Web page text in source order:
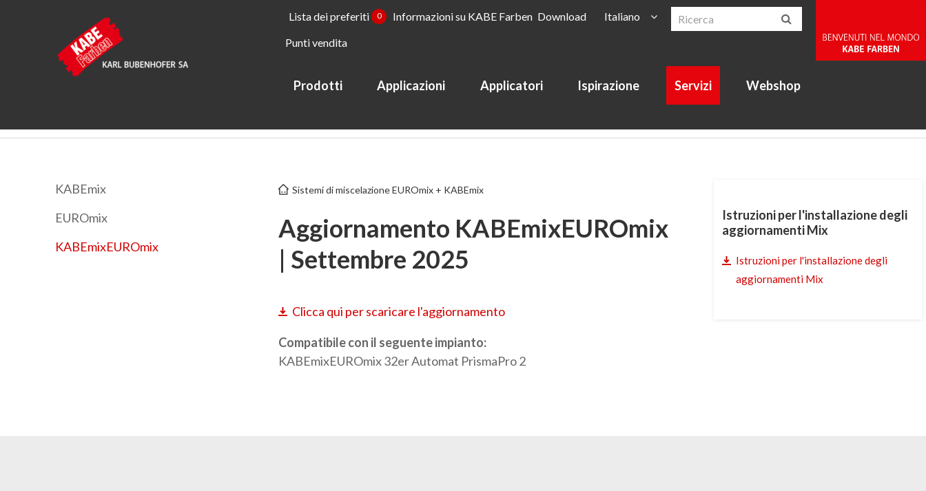
Lista dei preferiti 0 Informazioni su KABE Farben Download
Punti vendita
Italiano
Prodotti Applicazioni Applicatori Ispirazione Servizi Webshop
KABEmix
EUROmix
KABEmixEUROmix
Sistemi di miscelazione EUROmix + KABEmix
Aggiornamento KABEmixEUROmix
| Settembre 2025
Clicca qui per scaricare l'aggiornamento
Compatibile con il seguente impianto:
KABEmixEUROmix 32er Automat PrismaPro 2
Istruzioni per l'installazione degli
aggiornamenti Mix
Istruzioni per l'installazione degli
aggiornamenti Mix